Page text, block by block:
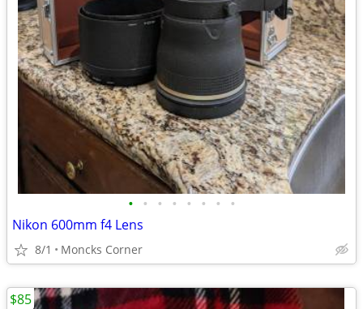
• • • • • • • •
Nikon 600mm f4 Lens
8/1 Moncks Corner
$85